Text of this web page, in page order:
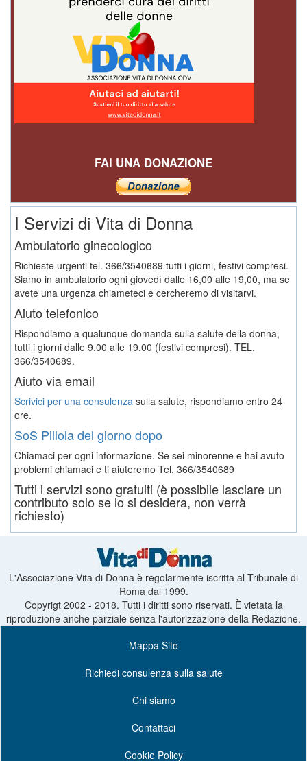
FAI UNA DONAZIONE
I Servizi di Vita di Donna
Ambulatorio ginecologico
Richieste urgenti tel. 366/3540689 tutti i giorni, festivi compresi.
Siamo in ambulatorio ogni giovedì dalle 16,00 alle 19,00, ma se
avete una urgenza chiameteci e cercheremo di visitarvi.
Aiuto telefonico
Rispondiamo a qualunque domanda sulla salute della donna,
tutti i giorni dalle 9,00 alle 19,00 (festivi compresi). TEL.
366/3540689.
Aiuto via email
Scrivici per una consulenza sulla salute, rispondiamo entro 24
ore.
SoS Pillola del giorno dopo
Chiamaci per ogni informazione. Se sei minorenne e hai avuto
problemi chiamaci e ti aiuteremo Tel. 366/3540689
Tutti i servizi sono gratuiti (è possibile lasciare un
contributo solo se lo si desidera, non verrà
richiesto)
L'Associazione Vita di Donna è regolarmente iscritta al Tribunale di
Roma dal 1999.
Copyrigt 2002 - 2018. Tutti i diritti sono riservati. È vietata la
riproduzione anche parziale senza l'autorizzazione della Redazione.
Mappa Sito
Richiedi consulenza sulla salute
Chi siamo
Contattaci
Cookie Policy